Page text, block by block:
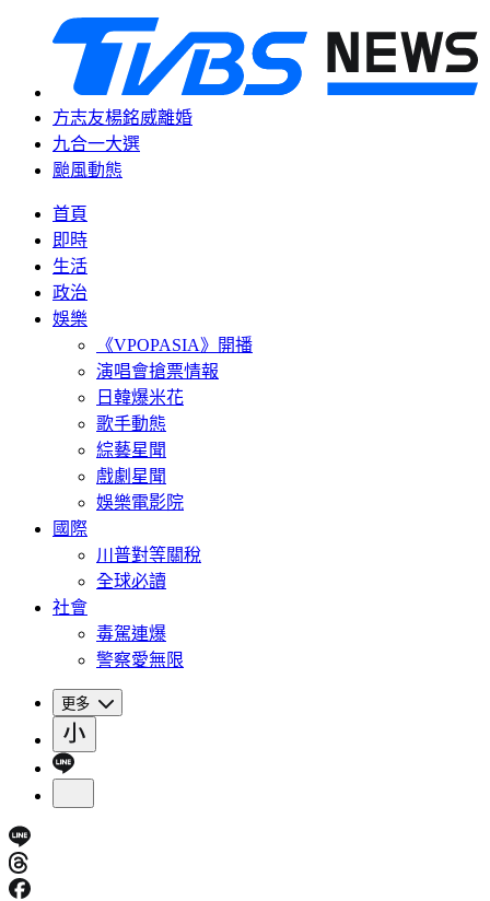
方志友楊銘威離婚
九合一大選
颱風動態
首頁
即時
生活
政治
娛樂
《VPOPASIA》開播
演唱會搶票情報
日韓爆米花
歌手動態
綜藝星聞
戲劇星聞
娛樂電影院
國際
川普對等關稅
全球必讀
社會
毒駕連爆
警察愛無限
更多